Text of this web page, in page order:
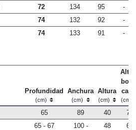
72 134 95
-
74 132 92
-
74 133 91 -
Profundidad
(cm)
Anchura
(cm)
Altura
(cm) (cm)
65 89 40
78
65 - 67
100 -
48 68